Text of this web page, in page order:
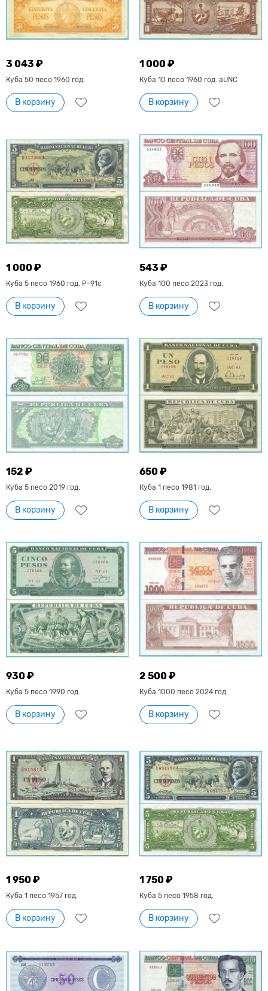
3 043 ₽
Куба 50 песо 1960 год.
В корзину
1 000 ₽
Куба 10 песо 1960 год. aUNC
В корзину
1 000 ₽
Куба 5 песо 1960 год. Р-91с
В корзину
543 ₽
Куба 100 песо 2023 год.
В корзину
152 ₽
Куба 5 песо 2019 год.
В корзину
650 ₽
Куба 1 песо 1981 год.
В корзину
930 ₽
Куба 5 песо 1990 год.
В корзину
2 500 ₽
Куба 1000 песо 2024 год.
В корзину
1 950 ₽
Куба 1 песо 1957 год.
В корзину
1 750 ₽
Куба 5 песо 1958 год.
В корзину